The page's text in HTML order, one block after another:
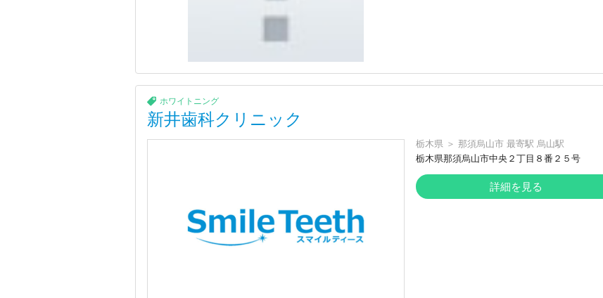
ホワイトニング
新井歯科クリニック
栃木県 ＞那須烏山市 最寄駅 烏山駅
栃木県那須烏山市中央２丁目８番２５号
詳細を見る